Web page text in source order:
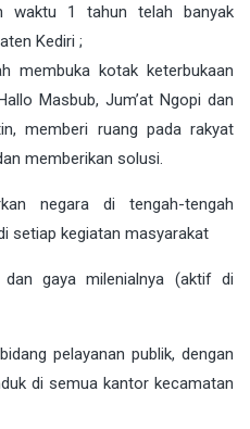
waktu 1 tahun telah banyak
Kediri ;
membuka kotak keterbukaan
Masbub, Jum’at Ngopi dan
memberi ruang pada rakyat
memberikan solusi.
negara di tengah-tengah
setiap kegiatan masyarakat
gaya milenialnya (aktif di
pelayanan publik, dengan
di semua kantor kecamatan